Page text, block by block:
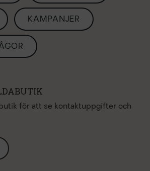
KAMPANJER
för att se kontaktuppgifter och